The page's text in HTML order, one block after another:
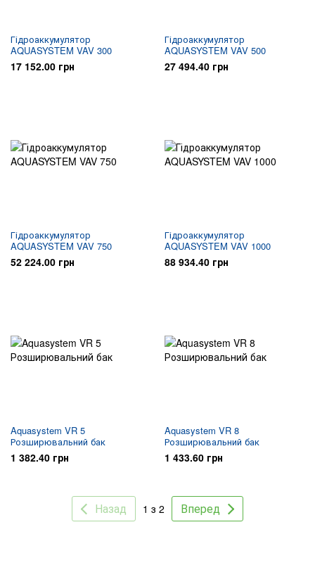
Гідроаккумулятор
AQUASYSTEM VAV 300
17 152.00 грн
Гідроаккумулятор
AQUASYSTEM VAV 500
27 494.40 грн
Гідроаккумулятор
AQUASYSTEM VAV 750
52 224.00 грн
Гідроаккумулятор
AQUASYSTEM VAV 1000
88 934.40 грн
Aquasystem VR 5
Розширювальний бак
1 382.40 грн
Aquasystem VR 8
Розширювальний бак
1 433.60 грн
Назад 1 з 2 Вперед